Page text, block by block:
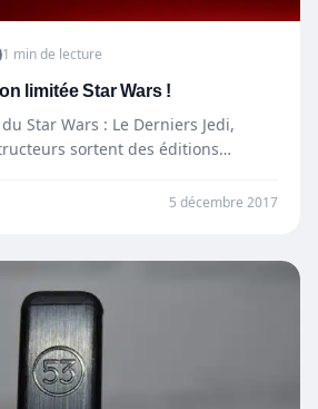
1 min de lecture
limitée Star Wars !
Star Wars : Le Derniers Jedi,
sortent des éditions…
5 décembre 2017